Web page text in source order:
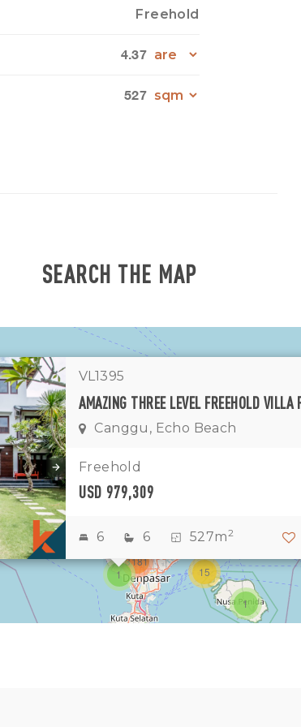
Freehold
4.37
527
SEARCH THE MAP
1
1
3
15
11
3181
VL1395
Canggu, Echo Beach
Freehold
USD 979,309
6 6 527m2